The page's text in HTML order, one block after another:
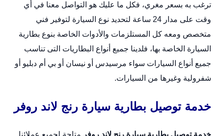
ترغب به بسعر مغري، فكل ما عليك هو التواصل معنا في أي
وقت على مدار 24 ساعة لتحديد نوع السيارة لتوفير فني
متخصص ومعه كل المستلزمات والأدوات الخاصة بنوع بطارية
السيارة الخاصة بها، فلدينا جميع أنواع البطاريات التى تناسب
جميع أنواع السيارات سواء مرسيدس أو نيسان أو بي أم دبليو أو
شفرولية وغيرها من السيارات.
خدمة توصيل بطارية سيارة رنج لاند روفر
خدمة توصيل بطارية سيارة رنج لاند روفر متاحة لجميع عملائنا